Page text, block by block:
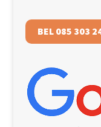
BEL 085 303